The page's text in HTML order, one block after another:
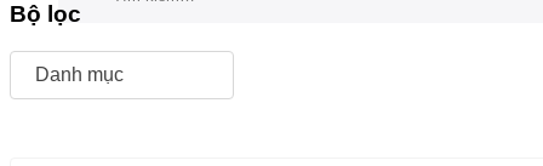
Bộ lọc
Danh mục